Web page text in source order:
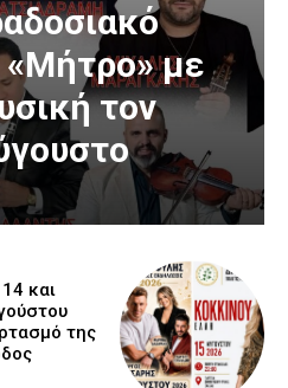
«Μήτρο» με
τον
και
της